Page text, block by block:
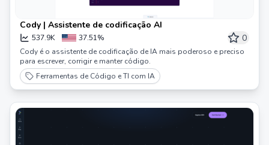
Cody | Assistente de codificação AI
537.9K 37.51% 0
Cody é o assistente de codificação de IA mais poderoso e preciso
para escrever, corrigir e manter código.
Ferramentas de Código e TI com IA